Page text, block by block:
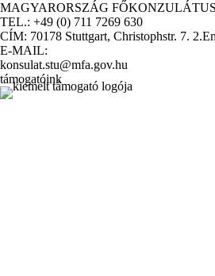
MAGYARORSZÁG
TEL.: +49 (0) 711 7269 630
CÍM: 70178 Stuttgart, Christophstr. 7.
E-MAIL:
konsulat.stu@mfa.gov.hu
támogatóink